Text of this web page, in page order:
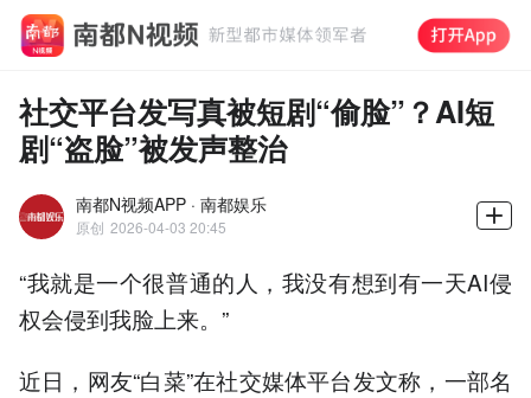
社交平台发写真被短剧“偷脸”？AI短
剧“盗脸”被发声整治
南都N视频APP · 南都娱乐
原创 2026-04-03 20:45
“我就是一个很普通的人，我没有想到有一天AI侵
权会侵到我脸上来。”
近日，网友“白菜”在社交媒体平台发文称，一部名